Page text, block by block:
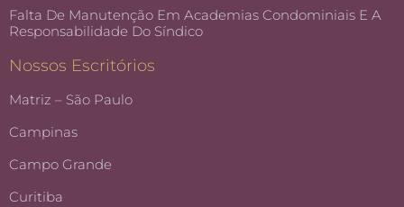
Falta De Manutenção Em Academias Condominiais E A
Responsabilidade Do Síndico
Nossos Escritórios
Matriz – São Paulo
Campinas
Campo Grande
Curitiba